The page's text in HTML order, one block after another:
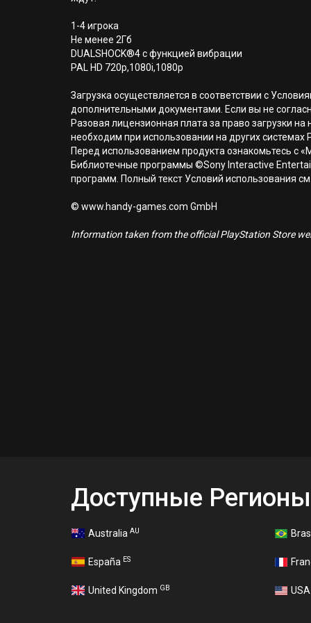
1-4 игрока
Не менее 2Гб
DUALSHOCK®4 с функцией вибрации
PAL HD 720p,1080i,1080p
Загрузка осуществляется в соответствии с
дополнительными документами. Если вы не
Разовая лицензионная плата за право загрузки
необходим при использовании на других системах
Перед использованием продукта ознакомьтесь
Библиотечные программы ©Sony Interactive
программ. Полный текст Условий использования
© www.handy-games.com GmbH
Information taken from the official PlayStation Store
Доступные Регионы
Australia AU
España ES
United Kingdom GB